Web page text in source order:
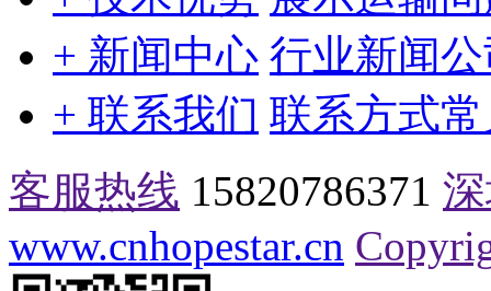
+ 新闻中心 行业新闻
+ 联系我们 联系方式
客服热线 15820786371
www.cnhopestar.cn